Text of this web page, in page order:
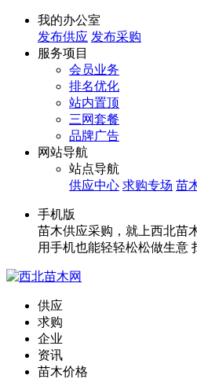
我的办公室
发布供应 发布采购
服务项目
会员业务
排名优化
站内置顶
三网套餐
品牌广告
网站导航
站点导航
供应中心 求购专场 苗
手机版
苗木供应采购，就上西北苗
用手机也能轻轻松松做生意
供应
求购
企业
资讯
苗木价格